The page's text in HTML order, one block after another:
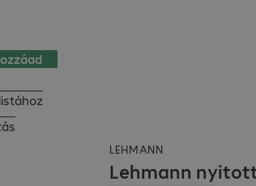
LEHMANN
Lehmann